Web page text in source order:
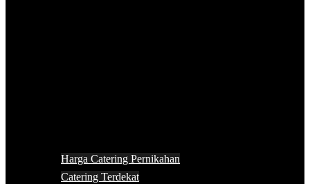
Harga Catering Pernikahan
Catering Terdekat